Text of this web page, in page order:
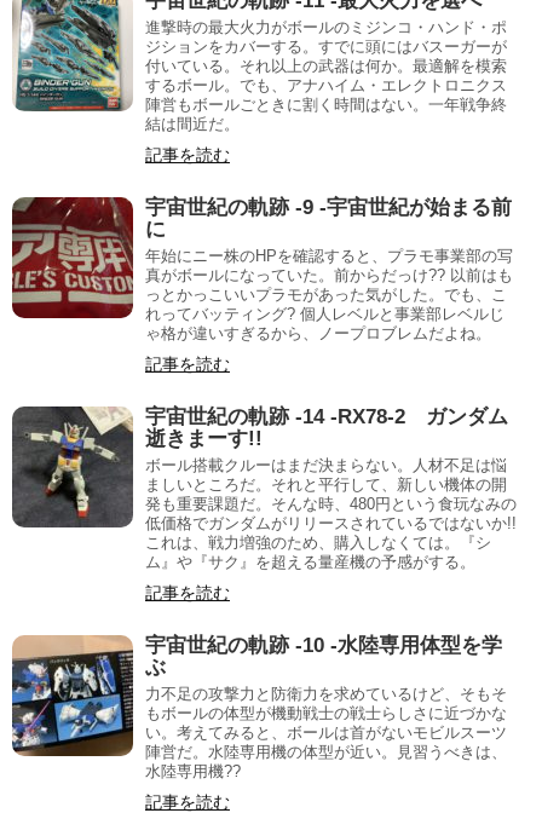
進撃時の最大火力がボールのミジンコ・ハンド・ポ
ジションをカバーする。すでに頭にはバスーガーが
付いている。それ以上の武器は何か。最適解を模索
するボール。でも、アナハイム・エレクトロニクス
陣営もボールごときに割く時間はない。一年戦争終
結は間近だ。
記事を読む
宇宙世紀の軌跡 -9 -宇宙世紀が始まる前
に
年始にニー株のHPを確認すると、プラモ事業部の写
真がボールになっていた。前からだっけ?? 以前はも
っとかっこいいプラモがあった気がした。でも、こ
れってバッティング? 個人レベルと事業部レベルじ
ゃ格が違いすぎるから、ノープロブレムだよね。
記事を読む
宇宙世紀の軌跡 -14 -RX78-2 ガンダム
逝きまーす!!
ボール搭載クルーはまだ決まらない。人材不足は悩
ましいところだ。それと平行して、新しい機体の開
発も重要課題だ。そんな時、480円という食玩なみの
低価格でガンダムがリリースされているではないか!!
これは、戦力増強のため、購入しなくては。『シ
ム』や『サク』を超える量産機の予感がする。
記事を読む
宇宙世紀の軌跡 -10 -水陸専用体型を学
ぶ
力不足の攻撃力と防衛力を求めているけど、そもそ
もボールの体型が機動戦士の戦士らしさに近づかな
い。考えてみると、ボールは首がないモビルスーツ
陣営だ。水陸専用機の体型が近い。見習うべきは、
水陸専用機??
記事を読む